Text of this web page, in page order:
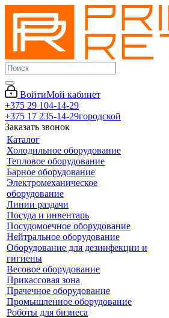
ВойтиМой кабинет
+375 29 104-14-29
+375 17 235-14-29городской
Заказать звонок
Каталог
Холодильное оборудование
Тепловое оборудование
Барное оборудование
Электромеханическое
оборудование
Линии раздачи
Посуда и инвентарь
Посудомоечное оборудование
Нейтральное оборудование
Оборудование для дезинфекции и
гигиены
Весовое оборудование
Прикассовая зона
Прачечное оборудование
Промышленное оборудование
Роботы для бизнеса